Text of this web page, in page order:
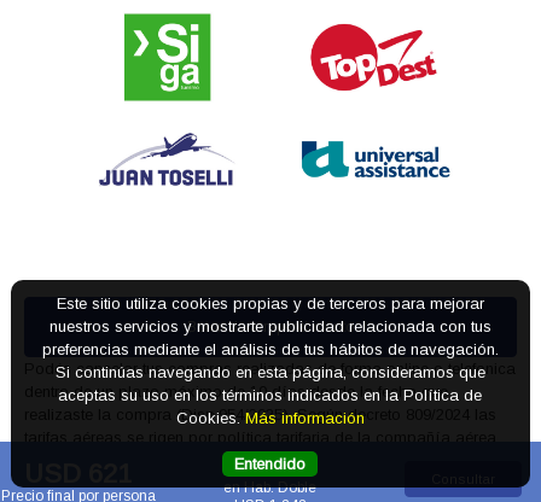
Precio final por persona
Total 2 adultos
en Hab. Doble
Podés cancelar tus compras realizadas de forma online o telefonica
dentro de un plazo máximo de 10 días desde la fecha que
realizaste la compra (Disp.954/2025). Según decreto 809/2024 las
tarifas aéreas se rigen por política tarifaria de la compañía aérea
informada antes de la contratación.
Defensa del consumidor. Para reclamos
Este sitio utiliza cookies propias y de terceros para mejorar
nuestros servicios y mostrarte publicidad relacionada con tus
preferencias mediante el análisis de tus hábitos de navegación.
Si continúas navegando en esta página, consideramos que
aceptas su uso en los términos indicados en la Política de
Cookies. Más información
Entendido